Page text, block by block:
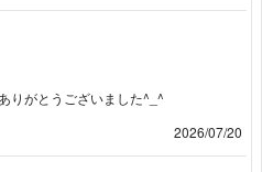
りがとうございました^⁠_⁠^
2026/07/20